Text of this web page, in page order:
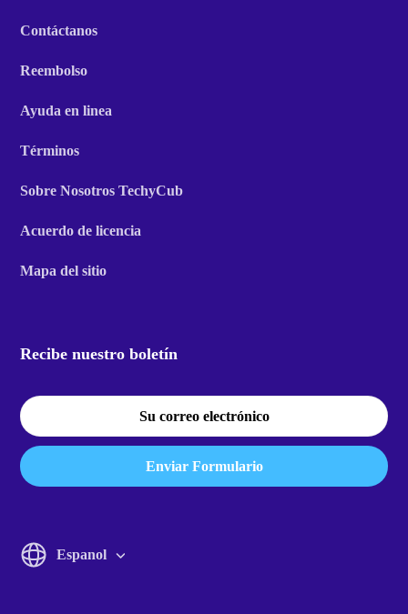
Contáctanos
Reembolso
Ayuda en linea
Términos
Sobre Nosotros TechyCub
Acuerdo de licencia
Mapa del sitio
Recibe nuestro boletín
Enviar Formulario
Espanol